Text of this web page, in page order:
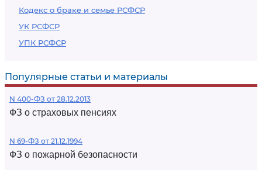
Кодекс о браке и семье РСФСР
УК РСФСР
УПК РСФСР
Популярные статьи и материалы
N 400-ФЗ от 28.12.2013
ФЗ о страховых пенсиях
N 69-ФЗ от 21.12.1994
ФЗ о пожарной безопасности